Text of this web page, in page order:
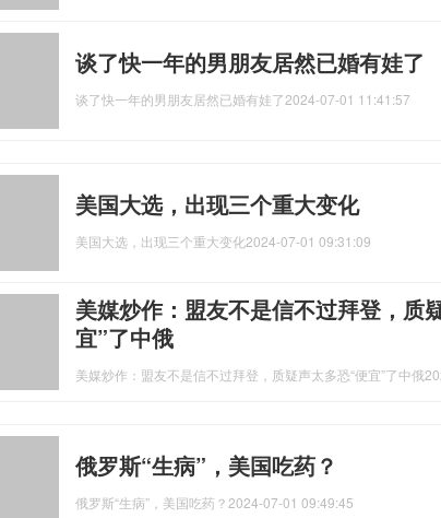
谈了快一年的男朋友居然已婚有娃了
谈了快一年的男朋友居然已婚有娃了2024-07-01 11:41:57
美国大选，出现三个重大变化
美国大选，出现三个重大变化2024-07-01 09:31:09
美媒炒作：盟友不是信不过拜登，质
宜”了中俄
美媒炒作：盟友不是信不过拜登，质疑声太多恐“便宜”了中俄
俄罗斯“生病”，美国吃药？
俄罗斯“生病”，美国吃药？ 2024-07-01 09:49:45